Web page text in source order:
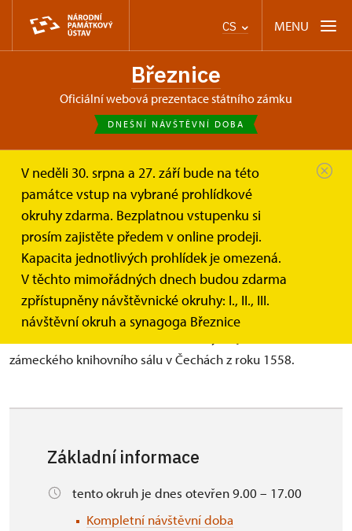
CS MENU
Březnice
oficiální webová prezentace státního zámku
DNEŠNÍ NÁVŠTĚVNÍ DOBA
V neděli 30. srpna a 27. září bude na této
památce vstup na vybrané prohlídkové
okruhy zdarma. Bezplatnou vstupenku si
prosím zajistěte předem v online prodeji.
Kapacita jednotlivých prohlídek je omezená.
V těchto mimořádných dnech budou zdarma
zpřístupněny návštěvnické okruhy: I., II., III.
návštěvní okruh a synagoga Březnice
Březnice
Informace pro návštěvníky
Prohlídkové okruhy
Zámecké interiéry – rozšířené
Zámecké interiéry – rozšířené
Zámecké interiéry rozšířené o autentické prostory
zámeckého knihovního sálu v Čechách z roku 1558.
Základní informace
tento okruh je dnes otevřen 9.00 – 17.00
Kompletní návštěvní doba